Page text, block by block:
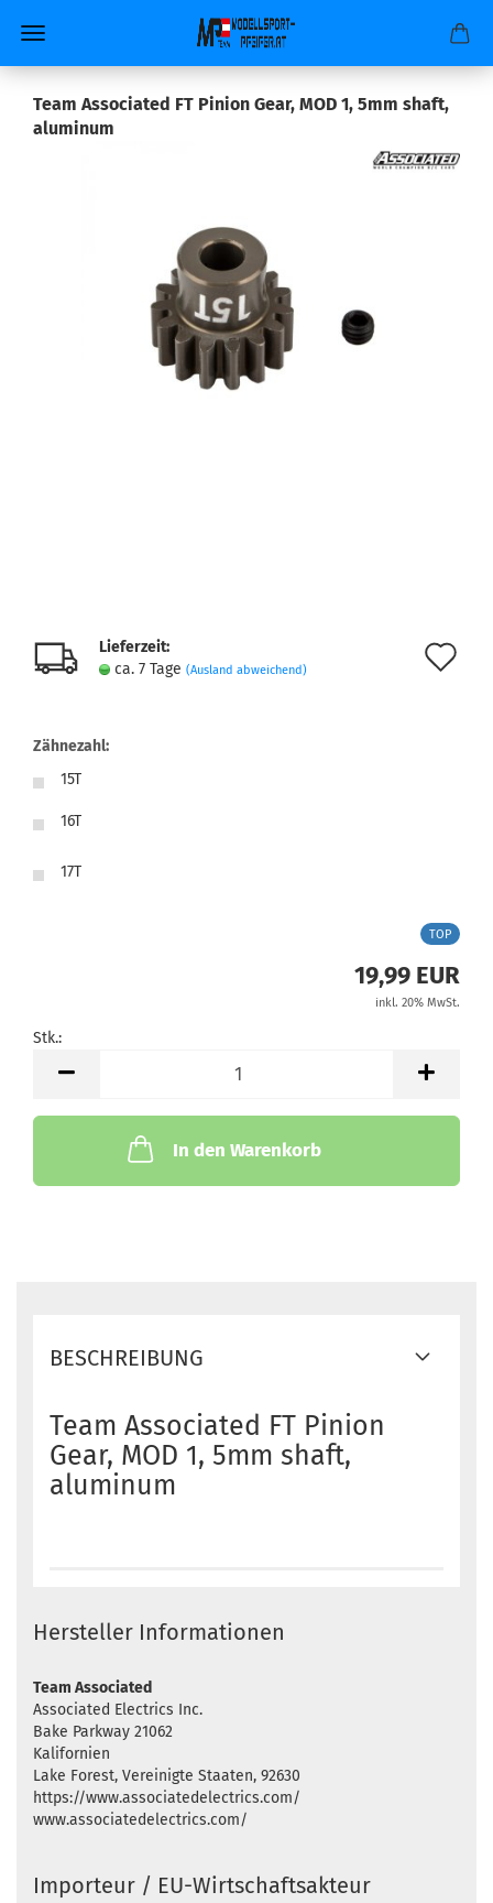
Team Associated FT Pinion Gear, MOD 1, 5mm shaft,
aluminum
Lieferzeit:
ca. 7 Tage (Ausland abweichend)
Zähnezahl:
15T
16T
17T
TOP
19,99 EUR
inkl. 20% MwSt.
Stk.:
In den Warenkorb
BESCHREIBUNG
Team Associated FT Pinion
Gear, MOD 1, 5mm shaft,
aluminum
Hersteller Informationen
Team Associated
Associated Electrics Inc.
Bake Parkway 21062
Kalifornien
Lake Forest, Vereinigte Staaten, 92630
https://www.associatedelectrics.com/
www.associatedelectrics.com/
Importeur / EU-Wirtschaftsakteur